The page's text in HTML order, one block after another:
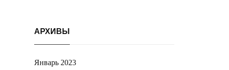
АРХИВЫ
Январь 2023